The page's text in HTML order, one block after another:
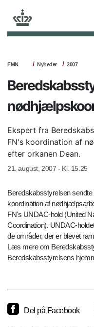
FMN Nyheder 2007
Ekspert fra
FN's koordination af
efter orkanen Dean.
21. august, 2007 - Kl. 15.25
Beredskabsstyrelsen
koordination af
FN's UNDAC-hold (United
Coordination). UNDAC-
de områder, der er blevet
Læs mere om
Beredskabsstyrelsens
Del på Facebook